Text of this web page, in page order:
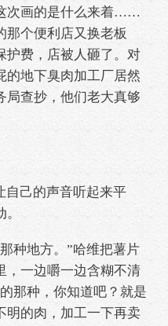
次画的是什么来着……
那个便利店又换老板
护费，店被人砸了。对
的地下臭肉加工厂居然
局查抄，他们老大真够
己的声音听起来平
地方。”哈维把薯片
，一边嚼一边含糊不清
那种，你知道吧？就是
明的肉，加工一下再卖